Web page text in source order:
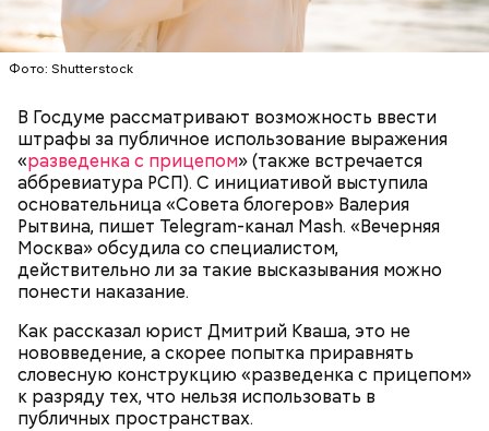
Фото: Shutterstock
В Госдуме рассматривают возможность ввести
штрафы за публичное использование выражения
«разведенка с прицепом» (также встречается
аббревиатура РСП). С инициативой выступила
основательница «Совета блогеров» Валерия
Рытвина, пишет Telegram-канал Mash. «Вечерняя
Москва» обсудила со специалистом,
действительно ли за такие высказывания можно
понести наказание.
Как рассказал юрист Дмитрий Кваша, это не
нововведение, а скорее попытка приравнять
словесную конструкцию «разведенка с прицепом»
к разряду тех, что нельзя использовать в
публичных пространствах.